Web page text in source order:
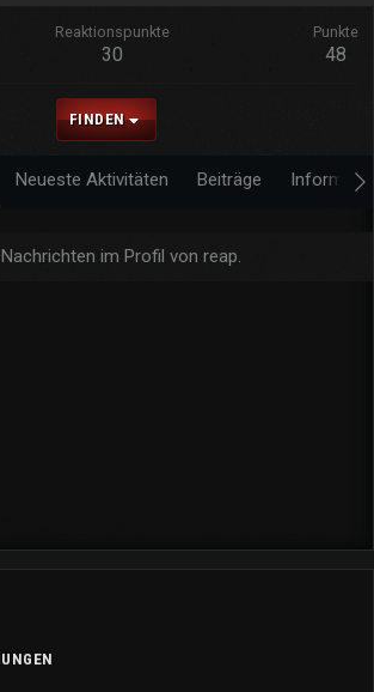
Reaktionspunkte
30
Punkte
48
FINDEN
Neueste Aktivitäten Beiträge
im Profil von reap.